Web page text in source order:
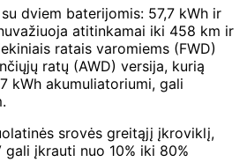
dviem baterijomis: 57,7 kWh ir
atitinkamai iki 458 km ir
ratais varomiems (FWD)
ratų (AWD) versija, kurią
kWh akumuliatoriumi, gali
srovės greitąjį įkroviklį,
gali įkrauti nuo 10% iki 80%